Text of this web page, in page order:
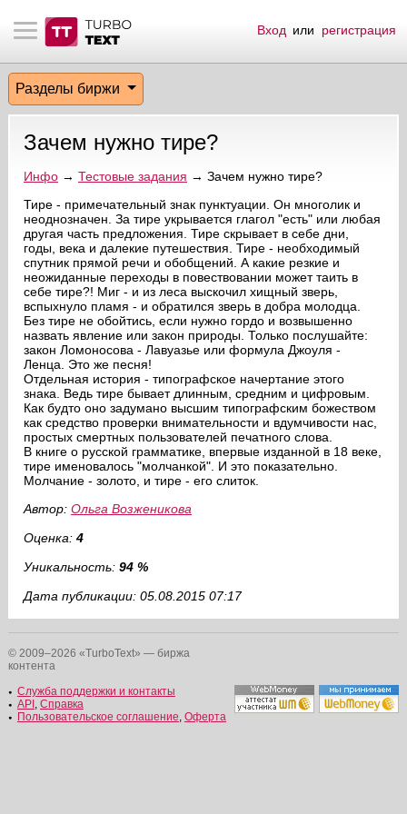
материалы
биржи
пользователи
эфир
на сайте
пользователей
сообщения
по форуму
Вход или регистрация
Разделы биржи
Зачем нужно тире?
Инфо→ Тестовые задания → Зачем нужно тире?
Тире - примечательный знак пунктуации. Он многолик и
неоднозначен. За тире укрывается глагол "есть" или любая
другая часть предложения. Тире скрывает в себе дни,
годы, века и далекие путешествия. Тире - необходимый
спутник прямой речи и обобщений. А какие резкие и
неожиданные переходы в повествовании может таить в
себе тире?! Миг - и из леса выскочил хищный зверь,
вспыхнуло пламя - и обратился зверь в добра молодца.
Без тире не обойтись, если нужно гордо и возвышенно
назвать явление или закон природы. Только послушайте:
закон Ломоносова - Лавуазье или формула Джоуля -
Ленца. Это же песня!
Отдельная история - типографское начертание этого
знака. Ведь тире бывает длинным, средним и цифровым.
Как будто оно задумано высшим типографским божеством
как средство проверки внимательности и вдумчивости нас,
простых смертных пользователей печатного слова.
В книге о русской грамматике, впервые изданной в 18 веке,
тире именовалось "молчанкой". И это показательно.
Молчание - золото, и тире - его слиток.
Автор: Ольга Возженикова
Оценка: 4
Уникальность: 94 %
Дата публикации: 05.08.2015 07:17
© 2009–2026 «TurboText» — биржа
контента
Служба поддержки и контакты
API , Справка
Пользовательское соглашение, Оферта